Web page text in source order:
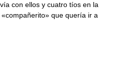
con ellos y cuatro tíos en la
que quería ir a